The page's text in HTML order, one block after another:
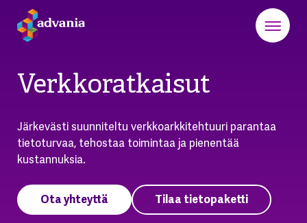
Verkkoratkaisut
Järkevästi suunniteltu verkkoarkkitehtuuri parantaa
tietoturvaa, tehostaa toimintaa ja pienentää
kustannuksia.
Ota yhteyttä Tilaa tietopaketti